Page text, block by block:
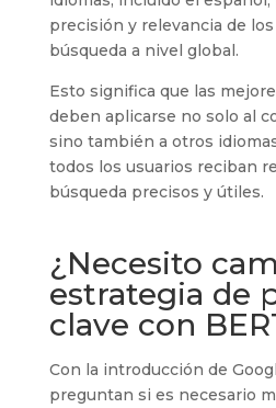
precisión y relevancia de
búsqueda a nivel global.
Esto significa que las
deben aplicarse no solo al
sino también a otros
todos los usuarios reciban
búsqueda precisos y útiles.
¿Necesito
estrategia de
clave con
Con la introducción de
preguntan si es necesario